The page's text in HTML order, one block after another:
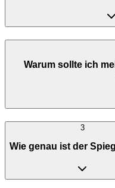
Warum sollte ich
3
Wie genau ist der